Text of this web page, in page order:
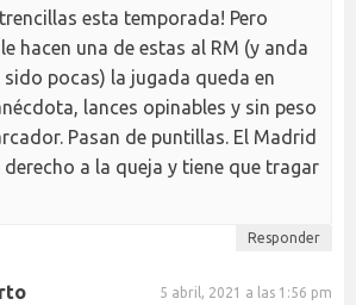
esta temporada! Pero
hacen una de estas al RM (y anda
sido pocas) la jugada queda en
lances opinables y sin peso
Pasan de puntillas. El Madrid
derecho a la queja y tiene que tragar
Responder
5 abril, 2021 a las 1:56 pm